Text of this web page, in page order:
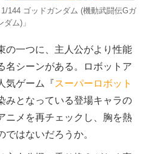
144 ゴッドガンダム (機動武闘伝Gガ
ダム)」
一つに、主人公がより性能
名シーンがある。ロボットア
気ゲーム『スーパーロボット
みとなっている登場キャラの
ニメを再チェックし、胸を熱
ではないだろうか。